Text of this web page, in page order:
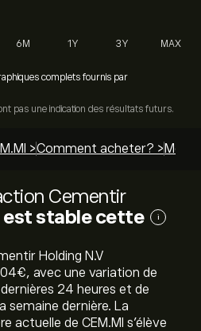
6M 1Y 3Y MAX
complets fournis par
pas une indication des résultats futurs.
>Comment acheter? >
Cementir
est stable cette
i
Holding N.V
avec une variation de
24 heures et de
semaine dernière. La
actuelle de CEM.MI s'élève